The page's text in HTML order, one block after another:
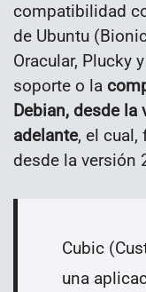
compatibilidad
de Ubuntu
Oracular, Plucky
soporte o la
Debian, desde
adelante, el cual,
desde la versión
Cubic
una